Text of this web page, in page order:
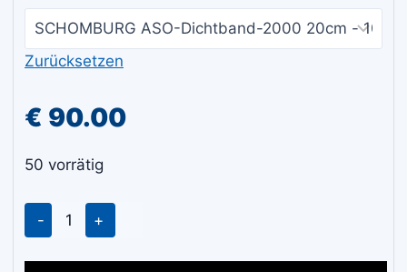
bis
Zurücksetzen
€ 90.00
50 vorrätig
SCHOMBURG
ASO-
DICHTBAND-